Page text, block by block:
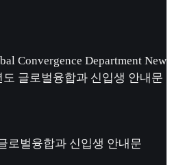
Convergence Department New
도 글로벌융합과 신입생 안내문
로벌융합과 신입생 안내문